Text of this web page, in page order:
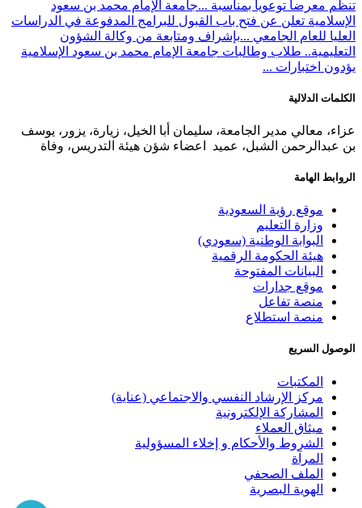
تنظم معرضا توعويا بمناسبة ...جامعة الإمام محمد بن سعود
الإسلامية تعلن عن فتح باب القبول للبرامج المدفوعة في الدراسات
العليا للعام الجامعي ...بإشراف ومتابعة من وكالة الشؤون
التعليمية.. طلاب وطالبات جامعة الإمام محمد بن سعود الإسلامية
يؤدون اختبارات ...
الكلمات الدلالية
عزاء، معالي مدير الجامعة، سليمان أبا الخيل، زيارة، يزور، يوسف
بن عبدالرحمن الشبل، عميد اعضاء شؤن هيئة التدريس، وفاة
الروابط الهامة
موقع رؤية السعودية
وزارة التعليم
البوابة الوطنية (سعودي)
هيئة الحكومة الرقمية
البيانات المفتوحة
موقع جدارات
منصة تفاعل
منصة استطلاع
الوصول السريع
المكتبات
مركز الإرشاد النفسي والاجتماعي (عناية)
المشاركة الإلكترونية
ميثاق العملاء
الشروط والأحكام و إخلاء المسؤولية
المرآة
الملف الصحفي
الهوية البصرية